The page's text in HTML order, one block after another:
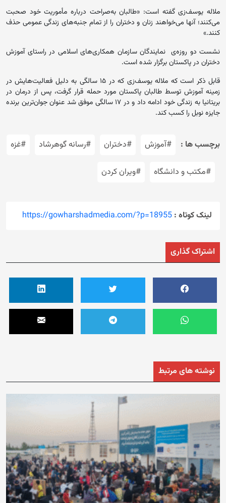
ملاله یوسف‌زی گفته است: «طالبان به‌صراحت درباره مأموریت خود صحبت
می‌کنند؛ آنها می‌خواهند زنان و دختران را از تمام جنبه‌های زندگی عمومی حذف
کنند.»
نشست دو روزه‌ی نمایندگان سازمان همکاری‌های اسلامی در راستای آموزش
دختران در پاکستان برگزار شده است.
قابل ذکر است که ملاله یوسف‌زی که در ۱۵ سالگی به دلیل فعالیت‌هایش در
زمینه آموزش توسط طالبان پاکستان مورد حمله قرار گرفت، پس از درمان در
بریتانیا به زندگی خود ادامه داد و در ۱۷ سالگی موفق شد عنوان جوان‌ترین برنده
جایزه نوبل را کسب کند.
برچسب ها : #آموزش #دختران #رسانه گوهرشاد #غزه
#مکتب و دانشگاه #ویران کردن
لینک کوتاه : https://gowharshadmedia.com/?p=18955
اشتراک گذاری
نوشته های مرتبط